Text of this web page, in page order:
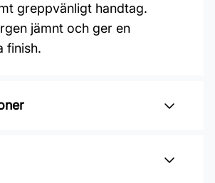
greppvänligt handtag.
jämnt och ger en
finish.
ANZA